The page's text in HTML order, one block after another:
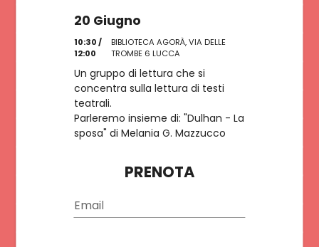
CATALOGO
ISCRIVITI
20 Giugno
10:30 /
12:00
BIBLIOTECA AGORÀ, VIA DELLE
TROMBE 6 LUCCA
Un gruppo di lettura che si
concentra sulla lettura di testi
teatrali.
Parleremo insieme di: "Dulhan - La
sposa" di Melania G. Mazzucco
PRENOTA
Email